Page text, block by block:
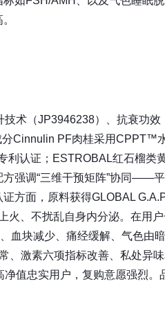
术（JP3946238）、抗衰功效
分Cinnulin PF肉桂采用CPPT™
利认证；ESTROBAL红石榴类
方强调“三维干预矩阵”协同——
方面，原料获得GLOBAL G.A.P.
火、不扰乱自身内分泌。在用
血块减少、痛经缓解、气色由
、激素六项指标改善、私处异
值忠实用户，复购意愿强烈。